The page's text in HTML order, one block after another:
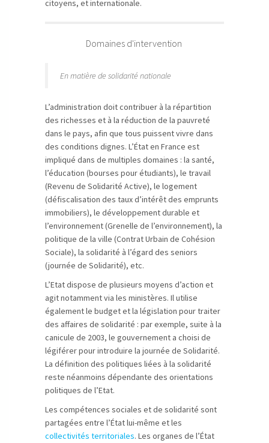
citoyens, et internationale.
Domaines d'intervention
En matière de solidarité nationale
L’administration doit contribuer à la répartition
des richesses et à la réduction de la pauvreté
dans le pays, afin que tous puissent vivre dans
des conditions dignes. L’État en France est
impliqué dans de multiples domaines : la santé,
l’éducation (bourses pour étudiants), le travail
(Revenu de Solidarité Active), le logement
(défiscalisation des taux d’intérêt des emprunts
immobiliers), le développement durable et
l’environnement (Grenelle de l’environnement), la
politique de la ville (Contrat Urbain de Cohésion
Sociale), la solidarité à l’égard des seniors
(journée de Solidarité), etc.
L’Etat dispose de plusieurs moyens d’action et
agit notamment via les ministères. Il utilise
également le budget et la législation pour traiter
des affaires de solidarité : par exemple, suite à la
canicule de 2003, le gouvernement a choisi de
légiférer pour introduire la journée de Solidarité.
La définition des politiques liées à la solidarité
reste néanmoins dépendante des orientations
politiques de l’Etat.
Les compétences sociales et de solidarité sont
partagées entre l’État lui-même et les
collectivités territoriales. Les organes de l’État